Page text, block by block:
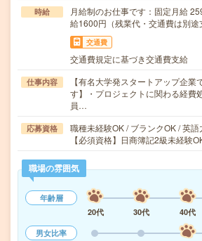
時給
月給制のお仕事です：固定月給
給1600円（残業代・交通費は別途
交通費
交通費規定に基づき交通費支給
仕事内容
【有名大学発スタートアップ企業
す】・プロジェクトに関わる経費
員…
応募資格
職種未経験OK / ブランクOK / 英語
【必須資格】日商簿記2級未経験
職場の雰囲気
年齢層
20代
30代 40代
男女比率